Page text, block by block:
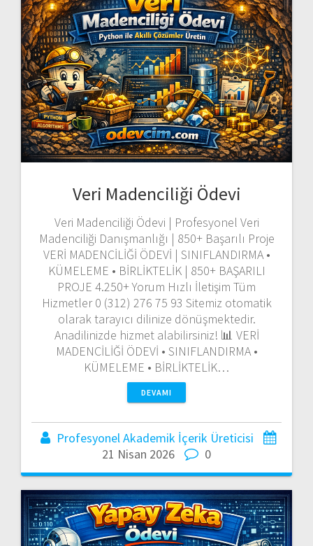
Veri Madenciliği Ödevi
Veri Madenciliği Ödevi | Profesyonel Veri
Madenciliği Danışmanlığı | 850+ Başarılı Proje
VERİ MADENCİLİĞİ ÖDEVİ | SINIFLANDIRMA •
KÜMELEME • BİRLİKTELİK | 850+ BAŞARILI
PROJE 4.250+ Yorum Hızlı İletişim Tüm
Hizmetler 0 (312) 276 75 93 Sitemiz otomatik
olarak tarayıcı dilinize dönüşmektedir.
Anadilinizde hizmet alabilirsiniz! 📊 VERİ
MADENCİLİĞİ ÖDEVİ • SINIFLANDIRMA •
KÜMELEME • BİRLİKTELİK…
DEVAMI
Profesyonel Akademik İçerik Üreticisi
21 Nisan 2026
0